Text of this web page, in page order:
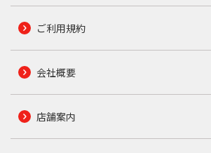
ご利用規約
会社概要
店舗案内